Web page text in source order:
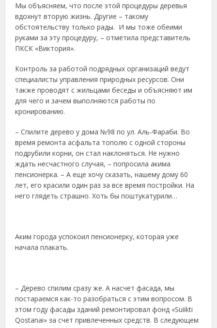
Мы объясняем, что после этой процедуры деревья
вдохнут вторую жизнь. Другие – такому
обстоятельству только рады. И мы тоже обеими
руками за эту процедуру, – отметила представитель
ПКСК «Виктория».
Контроль за работой подрядных организаций ведут
специалисты управления природных ресурсов. Они
также проводят с жильцами беседы и объясняют им
для чего и зачем выполняются работы по
кронированию.
– Спилите дерево у дома №98 по ул. Аль-Фараби. Во
время ремонта асфальта тополю с одной стороны
подрубили корни, он стал наклоняться. Не нужно
ждать несчастного случая, – попросила акима
пенсионерка. – А еще хочу сказать, нашему дому 60
лет, его красили один раз за все время постройки. На
него глядеть страшно. Хоть бы поштукатурили…
Аким города успокоил пенсионерку, которая уже
начала плакать.
– Дерево спилим сразу же. А насчет фасада, мы
постараемся как-то разобраться с этим вопросом. В
этом году фасады зданий ремонтировал фонд «Suiіkti
Qostanai» за счет привлеченных средств. В следующем